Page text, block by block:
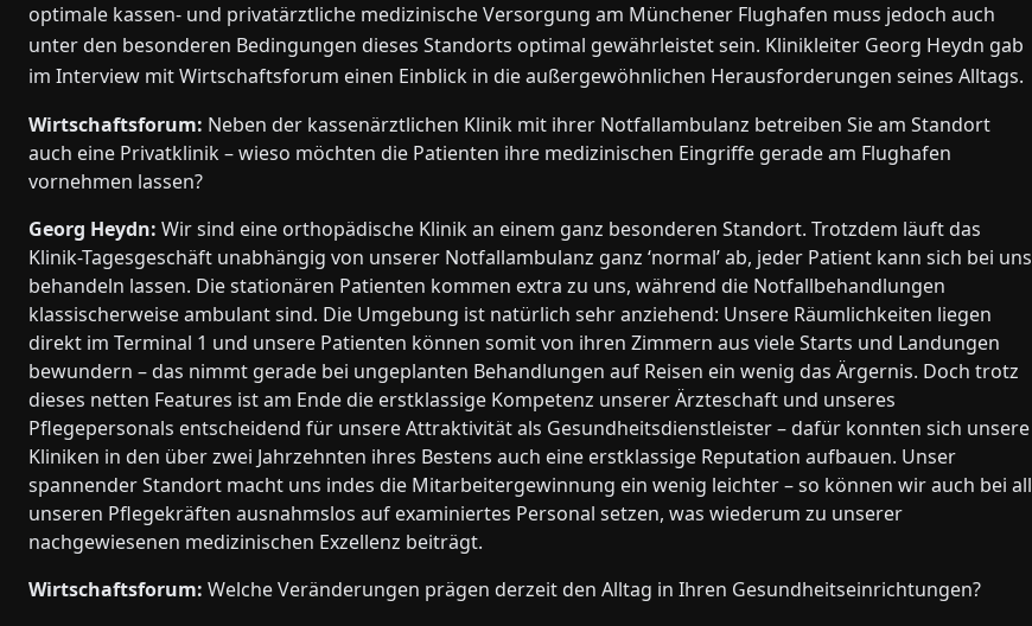
optimale kassen- und privatärztliche medizinische Versorgung am Münchener Flughafen muss jedoch auch
unter den besonderen Bedingungen dieses Standorts optimal gewährleistet sein. Klinikleiter Georg Heydn gab
im Interview mit Wirtschaftsforum einen Einblick in die außergewöhnlichen Herausforderungen seines Alltags.
Wirtschaftsforum: Neben der kassenärztlichen Klinik mit ihrer Notfallambulanz betreiben Sie am Standort
auch eine Privatklinik – wieso möchten die Patienten ihre medizinischen Eingriffe gerade am Flughafen
vornehmen lassen?
Georg Heydn: Wir sind eine orthopädische Klinik an einem ganz besonderen Standort. Trotzdem läuft das
Klinik-Tagesgeschäft unabhängig von unserer Notfallambulanz ganz ‘normal’ ab, jeder Patient kann sich bei uns
behandeln lassen. Die stationären Patienten kommen extra zu uns, während die Notfallbehandlungen
klassischerweise ambulant sind. Die Umgebung ist natürlich sehr anziehend: Unsere Räumlichkeiten liegen
direkt im Terminal 1 und unsere Patienten können somit von ihren Zimmern aus viele Starts und Landungen
bewundern – das nimmt gerade bei ungeplanten Behandlungen auf Reisen ein wenig das Ärgernis. Doch trotz
dieses netten Features ist am Ende die erstklassige Kompetenz unserer Ärzteschaft und unseres
Pflegepersonals entscheidend für unsere Attraktivität als Gesundheitsdienstleister – dafür konnten sich unsere
Kliniken in den über zwei Jahrzehnten ihres Bestens auch eine erstklassige Reputation aufbauen. Unser
spannender Standort macht uns indes die Mitarbeitergewinnung ein wenig leichter – so können wir auch bei all
unseren Pflegekräften ausnahmslos auf examiniertes Personal setzen, was wiederum zu unserer
nachgewiesenen medizinischen Exzellenz beiträgt.
Wirtschaftsforum: Welche Veränderungen prägen derzeit den Alltag in Ihren Gesundheitseinrichtungen?